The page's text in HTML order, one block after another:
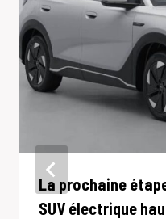
La prochaine
SUV électrique